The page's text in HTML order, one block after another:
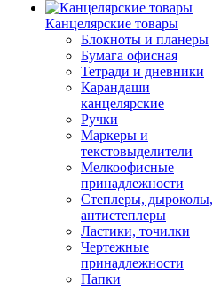
Канцелярские товары
Блокноты и планеры
Бумага офисная
Тетради и дневники
Карандаши
канцелярские
Ручки
Маркеры и
текстовыделители
Мелкоофисные
принадлежности
Степлеры, дыроколы,
антистеплеры
Ластики, точилки
Чертежные
принадлежности
Папки